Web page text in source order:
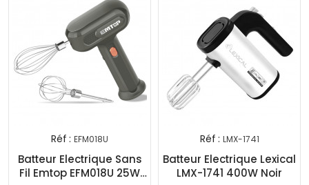
Réf : EFM018U
Batteur Electrique Sans
Fil Emtop EFM018U 25W
Réf : LMX-1741
Batteur Electrique Lexical
LMX-1741 400W Noir